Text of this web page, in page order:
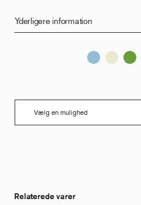
Yderligere information
Relaterede varer